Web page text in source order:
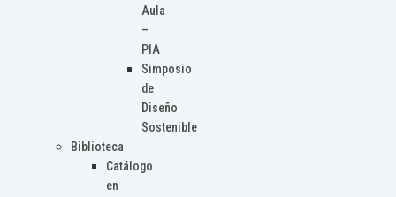
Aula
–
PIA
Simposio
de
Diseño
Sostenible
Biblioteca
Catálogo
en